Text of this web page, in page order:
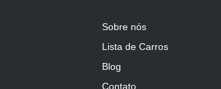
Sobre nós
Lista de Carros
Blog
Contato